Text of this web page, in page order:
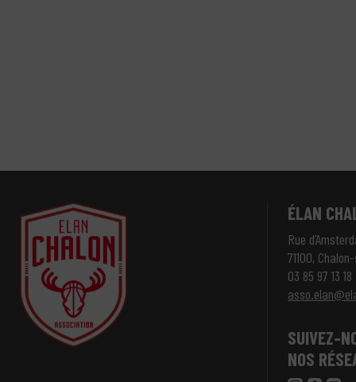
ÉLAN
Rue
71100,
03 85 97 13 18
SUIVEZ-
NOS